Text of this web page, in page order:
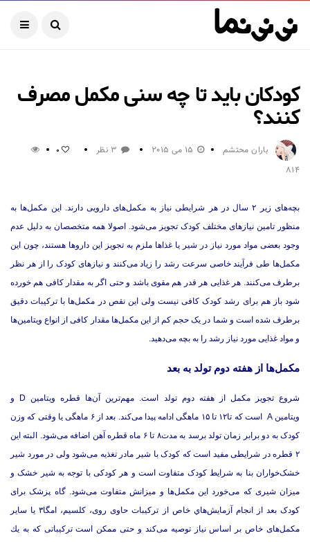
کودکان باید تا چه سنی مکمل مصرف
کنند؟
باران محتشم 15 می 2015 3 نظر 0
814
بچه‌های زیر ۲ سال در هر شرایطی نیاز به مکمل‌های دارویی دارند. این مکمل‌ها به
منظور تامین نیازهای مختلف کودک تجویز می‌شود. اصولا همه متخصصان به دليل عدم
وجود بعضی مواد مورد نیاز در شیر یا غذا‌ها ملزم به تجویز این دارو‌ها هستند، چون این
مکمل‌ها طی فرآیند خاصی سرعت رشد را زیاد می‌کنند و نیاز‌های کودک را از هر نظر
برطرف می‌کنند. هر غذایی هر قدر هم مقوی باشد و حتی اگر به مقدار کافی هم خورده
شود باز هم برای رشد کودک کافی نیست ولی این نقص در مکمل‌ها با ترکیبات دقیق
برطرف شده است و شما در یک حجم کم از این مکمل‌ها مقدار کافی از انواع ویتامین‌ها
و مواد غذایی مورد نیاز رشد را به بچه می‌دهید.
مکمل‌ها از هفته دوم تولد به بعد
شروع تجویز مکمل از هفته دوم تولد است. مهم‌ترین آن‌ها قطره ویتامین D و
ویتامین A است که تا۱۲ تا ۱۵ ماهگی ادامه پیدا می‌کند. بعد از ۶ ماهگی یا وقتی که وزن
کودک به دو برابر زمان تولد برسد به مدت۸ تا ۶ ماه قطره آهن اضافه می‌شود. البته این
۲ قطره در شرایطی مفید است که کودک با شیر مادر تغذیه می‌شود ولی در مورد شیر
خشک‌خواران بنا به شرایط کودک متفاوت است و هر کودکی با توجه به شیر خشک و
میزان شیری که می‌خورد این مکمل‌ها و میزانش متفاوت می‌شود. ‌گاه پزشک برای
کودک بعد از انجام آزمایش‌هاي خاص از ترکیبات حاوی روی، کلسیم، امگا۳ یا سایر
مکمل‌های خاص بر اساس نیاز توصیه می‌کند و حتی ممکن است ترکیباتی که به يك